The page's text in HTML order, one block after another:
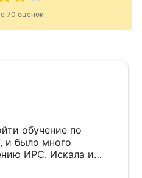
70 оценок
обучение по
и было много
ИРС. Искала и